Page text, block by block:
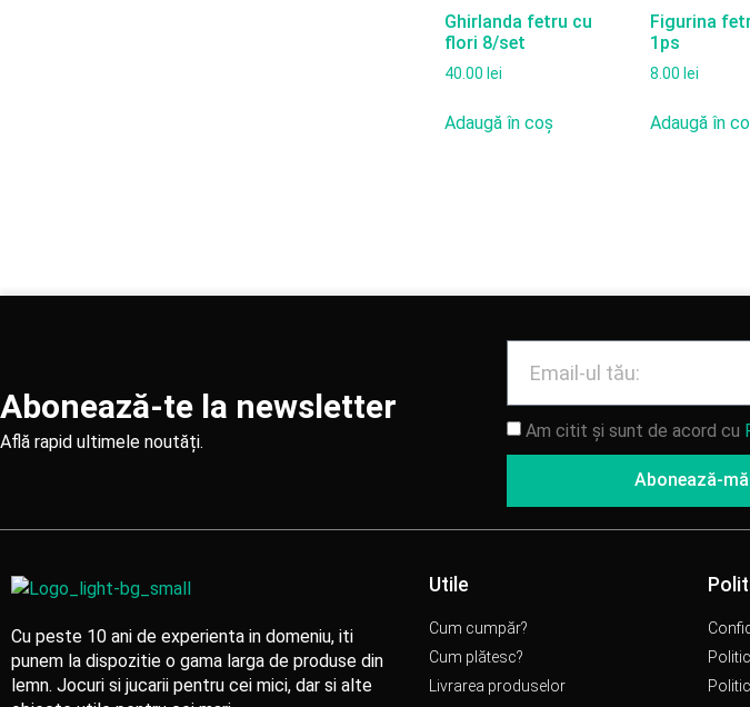
Ghirlanda fetru cu
flori 8/set
40.00 lei
Adaugă în coș
Figurina
1ps
8.00 lei
Adaugă în
Abonează-te la newsletter
Află rapid ultimele noutăți.
Am citit și sunt de acord cu
Abonează-
Cu peste 10 ani de experienta in domeniu, iti
punem la dispozitie o gama larga de produse din
lemn. Jocuri si jucarii pentru cei mici, dar si alte
Utile
Cum cumpăr?
Cum plătesc?
Livrarea produselor